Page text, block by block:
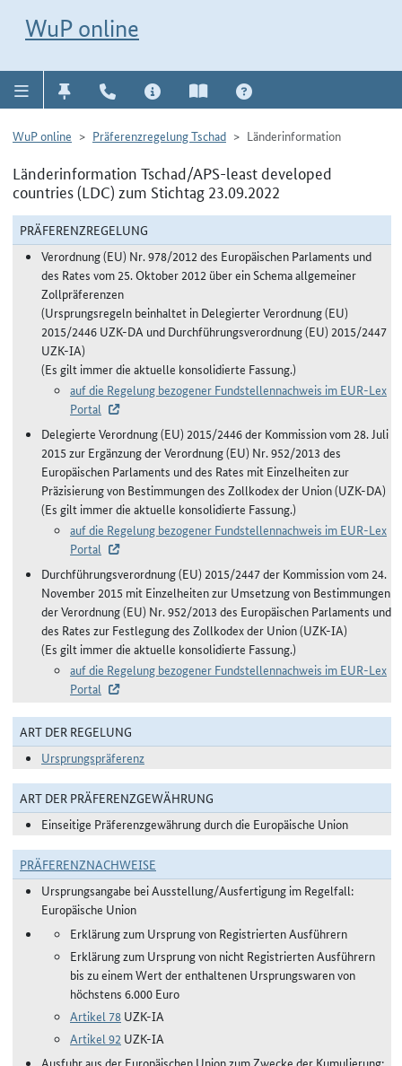
WuP online
WuP online Präferenzregelung Tschad Länderinformation
Länderinformation Tschad/APS-least developed
countries (LDC) zum Stichtag 23.09.2022
PRÄFERENZREGELUNG
Verordnung (EU) Nr. 978/2012 des Europäischen Parlaments und
des Rates vom 25. Oktober 2012 über ein Schema allgemeiner
Zollpräferenzen
(Ursprungsregeln beinhaltet in Delegierter Verordnung (EU)
2015/2446 UZK-DA und Durchführungsverordnung (EU) 2015/2447
UZK-IA)
(Es gilt immer die aktuelle konsolidierte Fassung.)
auf die Regelung bezogener Fundstellennachweis im EUR-Lex
Portal
Delegierte Verordnung (EU) 2015/2446 der Kommission vom 28. Juli
2015 zur Ergänzung der Verordnung (EU) Nr. 952/2013 des
Europäischen Parlaments und des Rates mit Einzelheiten zur
Präzisierung von Bestimmungen des Zollkodex der Union (UZK-DA)
(Es gilt immer die aktuelle konsolidierte Fassung.)
auf die Regelung bezogener Fundstellennachweis im EUR-Lex
Portal
Durchführungsverordnung (EU) 2015/2447 der Kommission vom 24.
November 2015 mit Einzelheiten zur Umsetzung von Bestimmungen
der Verordnung (EU) Nr. 952/2013 des Europäischen Parlaments und
des Rates zur Festlegung des Zollkodex der Union (UZK-IA)
(Es gilt immer die aktuelle konsolidierte Fassung.)
auf die Regelung bezogener Fundstellennachweis im EUR-Lex
Portal
ART DER REGELUNG
Ursprungspräferenz
ART DER PRÄFERENZGEWÄHRUNG
Einseitige Präferenzgewährung durch die Europäische Union
PRÄFERENZNACHWEISE
Ursprungsangabe bei Ausstellung/Ausfertigung im Regelfall:
Europäische Union
Erklärung zum Ursprung von Registrierten Ausführern
Erklärung zum Ursprung von nicht Registrierten Ausführern
bis zu einem Wert der enthaltenen Ursprungswaren von
höchstens 6.000 Euro
Artikel 78 UZK-IA
Artikel 92 UZK-IA
Ausfuhr aus der Europäischen Union zum Zwecke der Kumulierung: